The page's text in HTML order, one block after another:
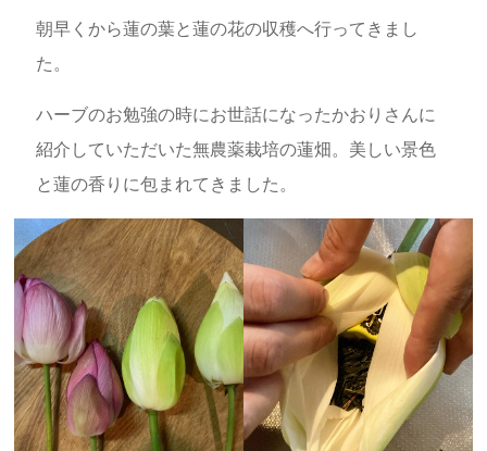
朝早くから蓮の葉と蓮の花の収穫へ行ってきまし
た。
ハーブのお勉強の時にお世話になったかおりさんに
紹介していただいた無農薬栽培の蓮畑。美しい景色
と蓮の香りに包まれてきました。